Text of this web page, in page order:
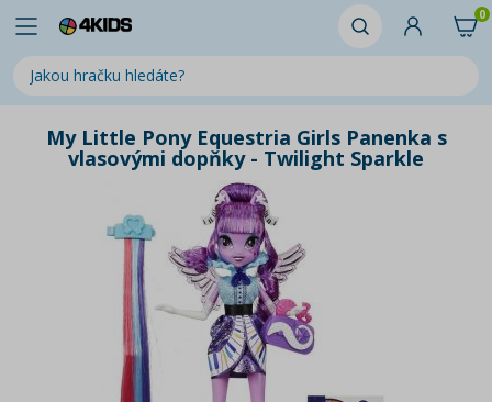
0
My Little Pony Equestria Girls Panenka s
vlasovými dopňky - Twilight Sparkle